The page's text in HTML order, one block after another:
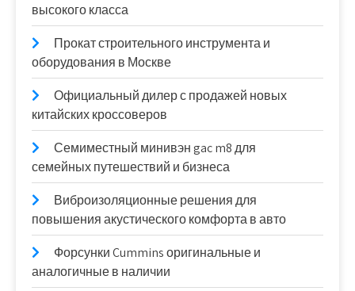
высокого класса
Прокат строительного инструмента и
оборудования в Москве
Официальный дилер с продажей новых
китайских кроссоверов
Семиместный минивэн gac m8 для
семейных путешествий и бизнеса
Виброизоляционные решения для
повышения акустического комфорта в авто
Форсунки Cummins оригинальные и
аналогичные в наличии